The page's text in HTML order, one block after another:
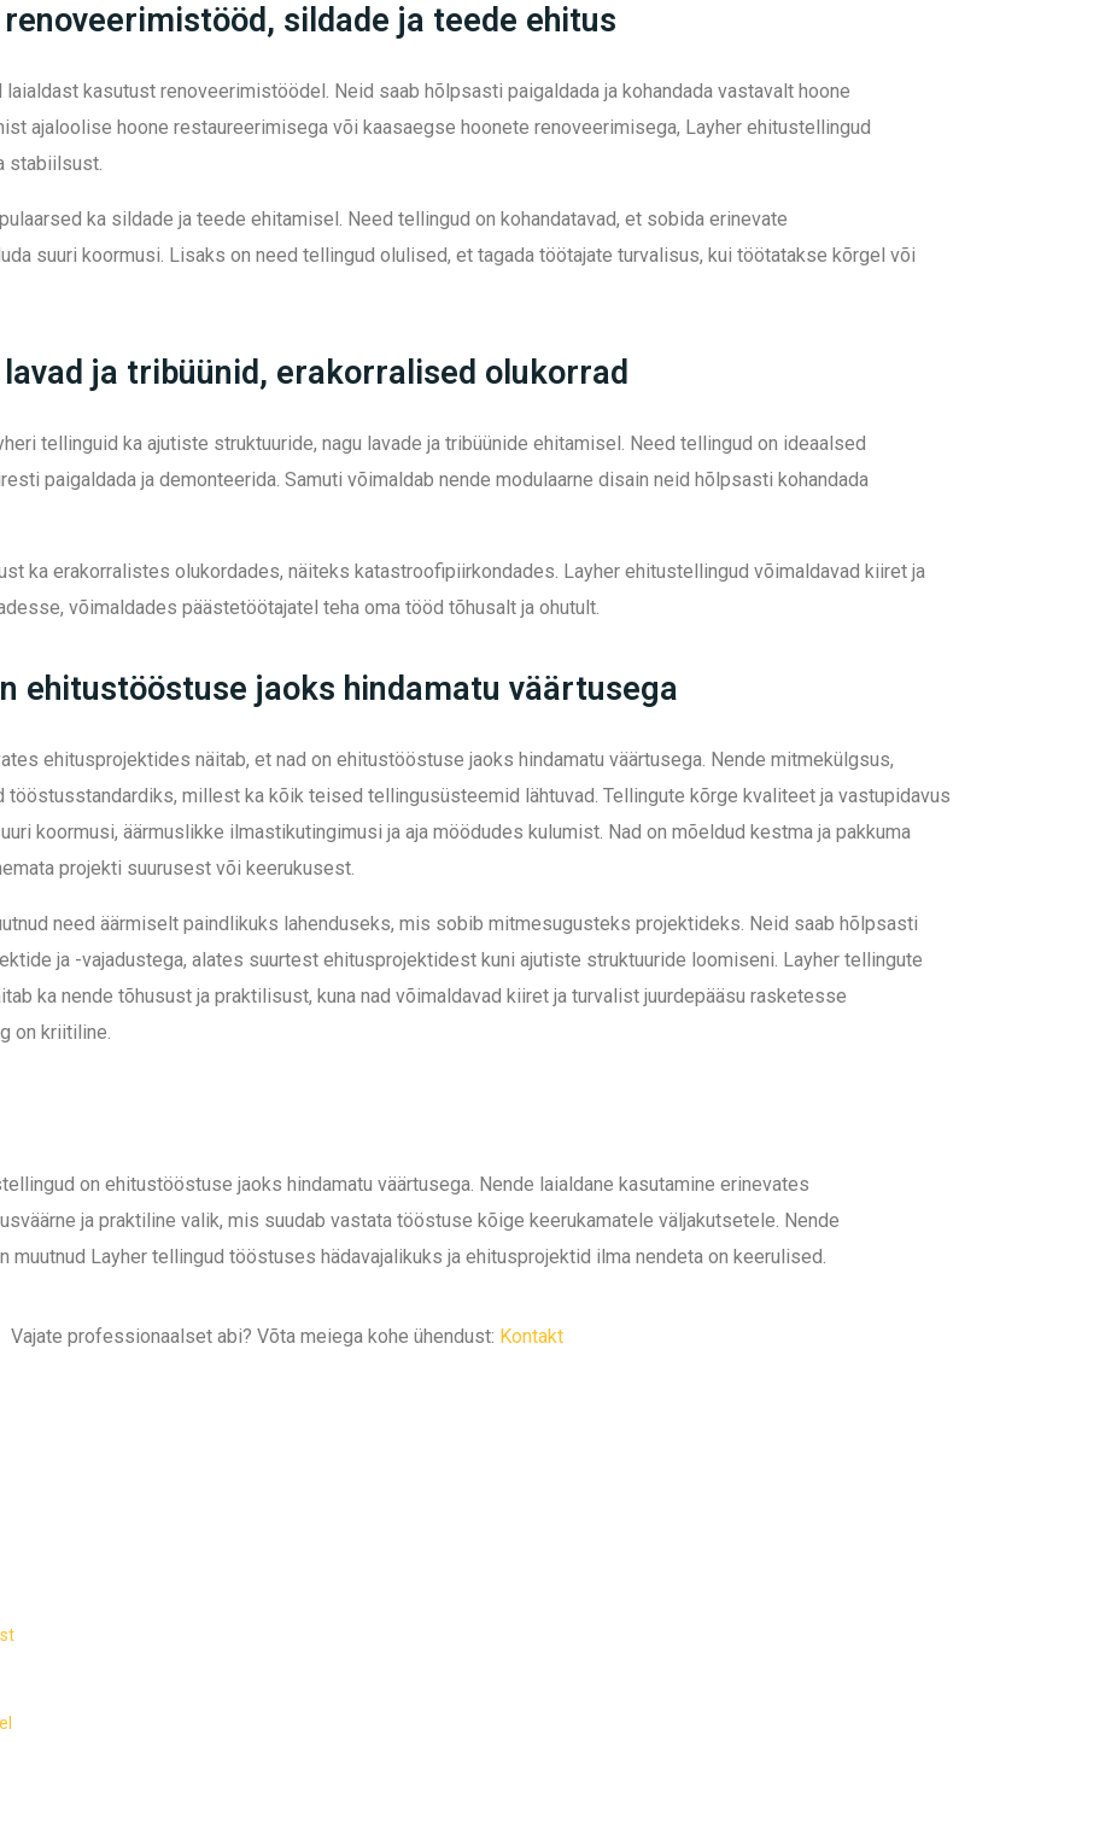
sildade ja teede ehitus
kasutust renoveerimistöödel. Neid saab hõlpsasti paigaldada ja kohandada vastavalt hoone
ajaloolise hoone restaureerimisega või kaasaegse hoonete renoveerimisega, Layher ehitustellingud
stabiilsust.
ka sildade ja teede ehitamisel. Need tellingud on kohandatavad, et sobida erinevate
suuri koormusi. Lisaks on need tellingud olulised, et tagada töötajate turvalisus, kui töötatakse kõrgel või
ja tribüünid, erakorralised olukorrad
tellinguid ka ajutiste struktuuride, nagu lavade ja tribüünide ehitamisel. Need tellingud on ideaalsed
paigaldada ja demonteerida. Samuti võimaldab nende modulaarne disain neid hõlpsasti kohandada
ka erakorralistes olukordades, näiteks katastroofipiirkondades. Layher ehitustellingud võimaldavad kiiret ja
võimaldades päästetöötajatel teha oma tööd tõhusalt ja ohutult.
ehitustööstuse jaoks hindamatu väärtusega
ehitusprojektides näitab, et nad on ehitustööstuse jaoks hindamatu väärtusega. Nende mitmekülgsus,
tööstusstandardiks, millest ka kõik teised tellingusüsteemid lähtuvad. Tellingute kõrge kvaliteet ja vastupidavus
koormusi, äärmuslikke ilmastikutingimusi ja aja möödudes kulumist. Nad on mõeldud kestma ja pakkuma
projekti suurusest või keerukusest.
need äärmiselt paindlikuks lahenduseks, mis sobib mitmesugusteks projektideks. Neid saab hõlpsasti
ja -vajadustega, alates suurtest ehitusprojektidest kuni ajutiste struktuuride loomiseni. Layher tellingute
ka nende tõhusust ja praktilisust, kuna nad võimaldavad kiiret ja turvalist juurdepääsu rasketesse
on kriitiline.
on ehitustööstuse jaoks hindamatu väärtusega. Nende laialdane kasutamine erinevates
ja praktiline valik, mis suudab vastata tööstuse kõige keerukamatele väljakutsetele. Nende
Layher tellingud tööstuses hädavajalikuks ja ehitusprojektid ilma nendeta on keerulised.
Vajate professionaalset abi? Võta meiega kohe ühendust: Kontakt